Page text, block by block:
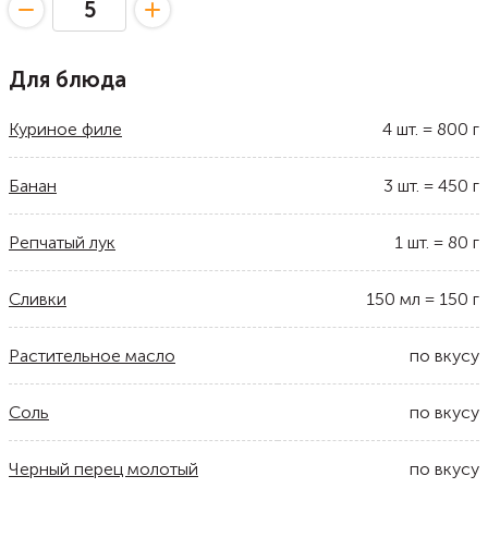
Для блюда
Куриное филе 4 шт. = 800 г
Банан 3 шт. = 450 г
Репчатый лук 1 шт. = 80 г
Сливки 150 мл = 150 г
Растительное масло по вкусу
Соль по вкусу
Черный перец молотый по вкусу